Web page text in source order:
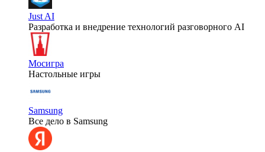
Just AI
Разработка и внедрение технологий разговорного AI
Мосигра
Настольные игры
Samsung
Все дело в Samsung